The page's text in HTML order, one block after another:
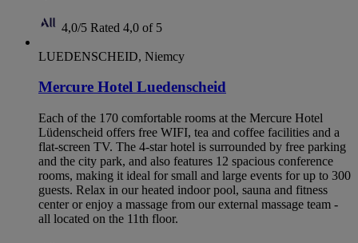
4,0/5 Rated 4,0 of 5
LUEDENSCHEID, Niemcy
Mercure Hotel Luedenscheid
Each of the 170 comfortable rooms at the Mercure Hotel
Lüdenscheid offers free WIFI, tea and coffee facilities and a
flat-screen TV. The 4-star hotel is surrounded by free parking
and the city park, and also features 12 spacious conference
rooms, making it ideal for small and large events for up to 300
guests. Relax in our heated indoor pool, sauna and fitness
center or enjoy a massage from our external massage team -
all located on the 11th floor.